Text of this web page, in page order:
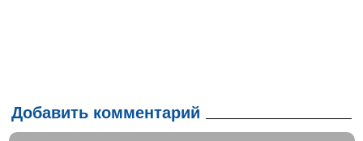
Добавить комментарий